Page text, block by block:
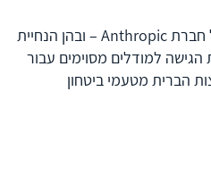
ההגבלות שהוטלו לאחרונה על חברת Anthropic – ובהן הנחיית
למודלים מסוימים עבור
הברית מטעמי ביטחון